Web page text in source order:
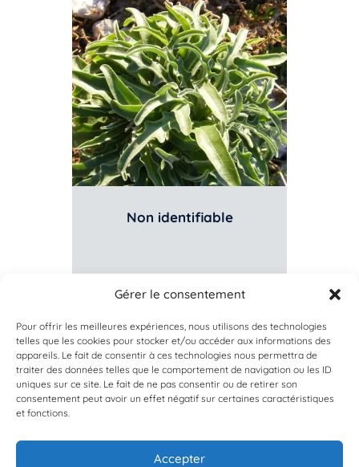
Gérer le consentement
Pour offrir les meilleures expériences, nous utilisons des technologies
telles que les cookies pour stocker et/ou accéder aux informations des
appareils. Le fait de consentir à ces technologies nous permettra de
traiter des données telles que le comportement de navigation ou les ID
uniques sur ce site. Le fait de ne pas consentir ou de retirer son
consentement peut avoir un effet négatif sur certaines caractéristiques
et fonctions.
Accepter
Non identifiable
31 mars 2014